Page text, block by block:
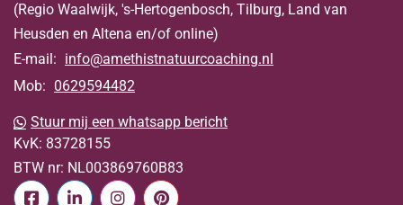
(Regio Waalwijk, 's-Hertogenbosch, Tilburg, Land van
Heusden en Altena en/of online)
E-mail: info@amethistnatuurcoaching.nl
Mob: 0629594482
Stuur mij een whatsapp bericht
KvK: 83728155
BTW nr: NL003869760B83